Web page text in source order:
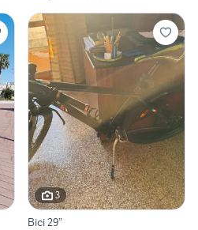
3
Bici 29”